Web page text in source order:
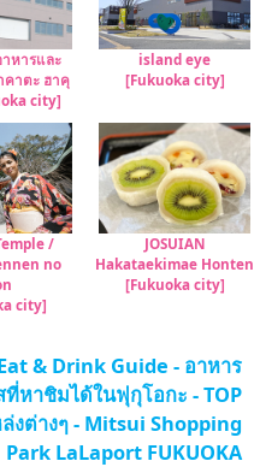
หารและ
าตะ ฮาคุ
city]
island eye
[Fukuoka city]
/
no
city]
JOSUIAN
Hakataekimae Honten
[Fukuoka city]
& Drink Guide - อาหาร
ที่หาชิมได้ในฟุกุโอกะ - TOP
งต่างๆ - Mitsui Shopping
Park LaLaport FUKUOKA